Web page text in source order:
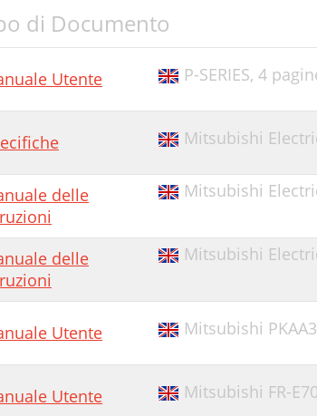
di Documento
Utente P-SERIES, 4
Mitsubishi
delle
Mitsubishi
delle
Mitsubishi
Utente Mitsubishi
Utente Mitsubishi FR-